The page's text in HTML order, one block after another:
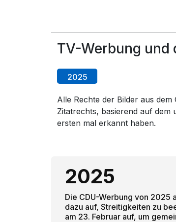
TV-Werbung und
2025
Alle Rechte der Bilder aus
Zitatrechts, basierend auf dem
ersten mal erkannt haben.
2025
Die CDU-Werbung von 2025
dazu auf, Streitigkeiten zu
am 23. Februar auf, um